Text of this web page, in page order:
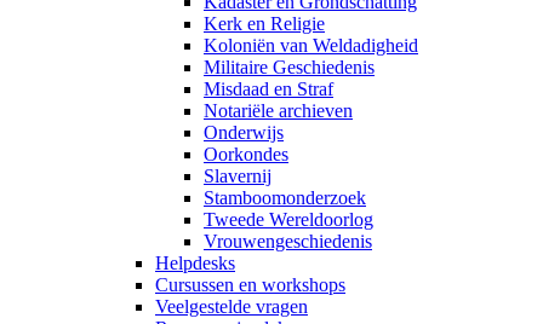
Kerk en Religie
Koloniën van Weldadigheid
Militaire Geschiedenis
Misdaad en Straf
Notariële archieven
Onderwijs
Oorkondes
Slavernij
Stamboomonderzoek
Tweede Wereldoorlog
Vrouwengeschiedenis
Helpdesks
Cursussen en workshops
Veelgestelde vragen